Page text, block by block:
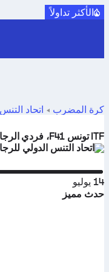
الأكثر تداولاً
كرة المضرب اتحاد
ITF تونس F41، فردي الرجال
اتحاد التنس الدولي
14 يوليو
حدث مميز